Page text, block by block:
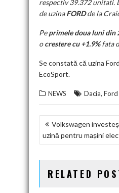
respectiv 39.372 unitati.
de uzinaFORDde la
Peprimele doua luni din
ocrestere cu +1.9%fata
Se constată că uzina
EcoSport.
NEWS Dacia, Ford
NAVIGARE
ÎN
Volkswagen
uzină pentru mașini
RELATED